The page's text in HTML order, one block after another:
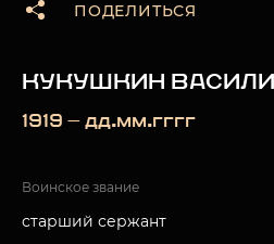
ПОДЕЛИТЬСЯ
КУКУШКИН
1919 — дд.мм.гггг
Воинское звание
старший сержант